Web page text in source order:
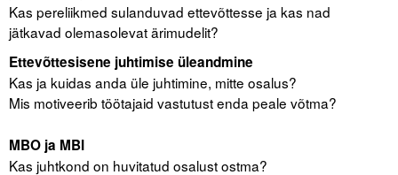
ICC komisjonid
Digiraamatukogu
Juhendid ja väljaanded
Videod
Kas pereliikmed sulanduvad ettevõttesse ja kas nad
jätkavad olemasolevat ärimudelit?
Ettevõttesisene juhtimise üleandmine
Kas ja kuidas anda üle juhtimine, mitte osalus?
Mis motiveerib töötajaid vastutust enda peale võtma?
MBO ja MBI
Kas juhtkond on huvitatud osalust ostma?